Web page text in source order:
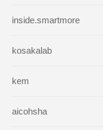
inside.smartmore
kosakalab
kem
aicohsha